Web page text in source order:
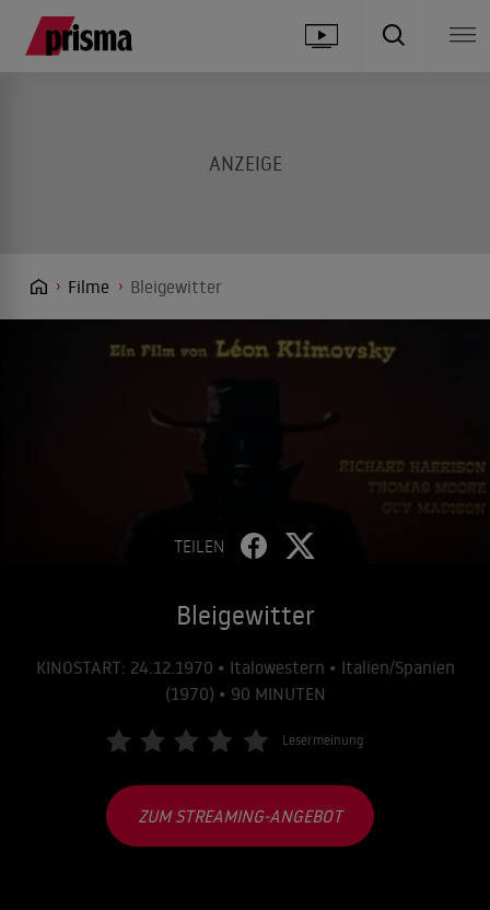
Filme Bleigewitter
TEILEN
Bleigewitter
KINOSTART: 24.12.1970 • Italowestern • Italien/Spanien
(1970) • 90 MINUTEN
Lesermeinung
ZUM STREAMING-ANGEBOT